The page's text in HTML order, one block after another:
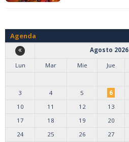
Agenda
Agosto 2026
Lun
Mar Mie Jue
3
4 5 6
10
11 12 13
17
18 19 20
24
25 26 27